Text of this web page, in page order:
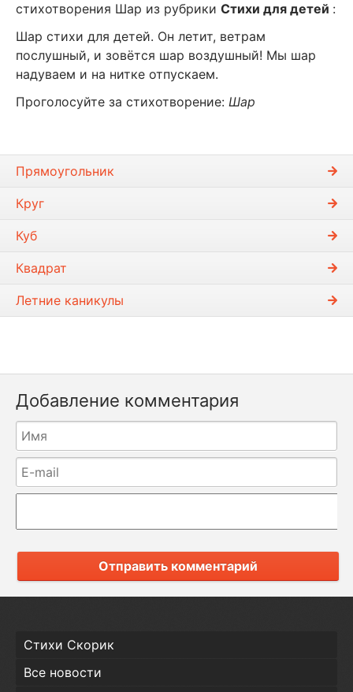
стихотворения Шар из рубрики Стихи для детей :
Шар стихи для детей. Он летит, ветрам
послушный, и зовётся шар воздушный! Мы шар
надуваем и на нитке отпускаем.
Проголосуйте за стихотворение: Шар
Прямоугольник
Круг
Куб
Квадрат
Летние каникулы
Добавление комментария
Отправить комментарий
Стихи Скорик
Все новости